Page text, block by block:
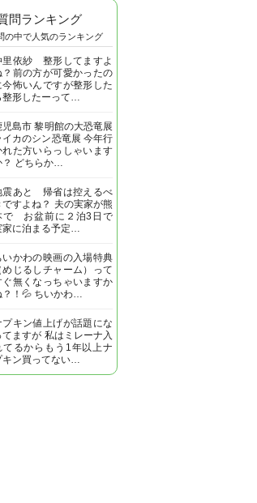
問ランキング
の中で人気のランキング
里依紗 整形してますよ
？前の方が可愛かったの
今怖いんですが整形した
整形したーって…
児島市 黎明館の大恐竜展
イカのシン恐竜展 今年行
れた方いらっしゃいます
？ どちらか…
震あと 帰省は控えるべ
ですよね？ 夫の実家が熊
で お盆前に２泊3日で
家に泊まる予定…
いかわの映画の入場特典
めじるしチャーム）って
ぐ無くなっちゃいますか
？！💦 ちいかわ…
プキン値上げが話題にな
てますが 私はミレーナ入
てるからもう1年以上ナ
キン買ってない…